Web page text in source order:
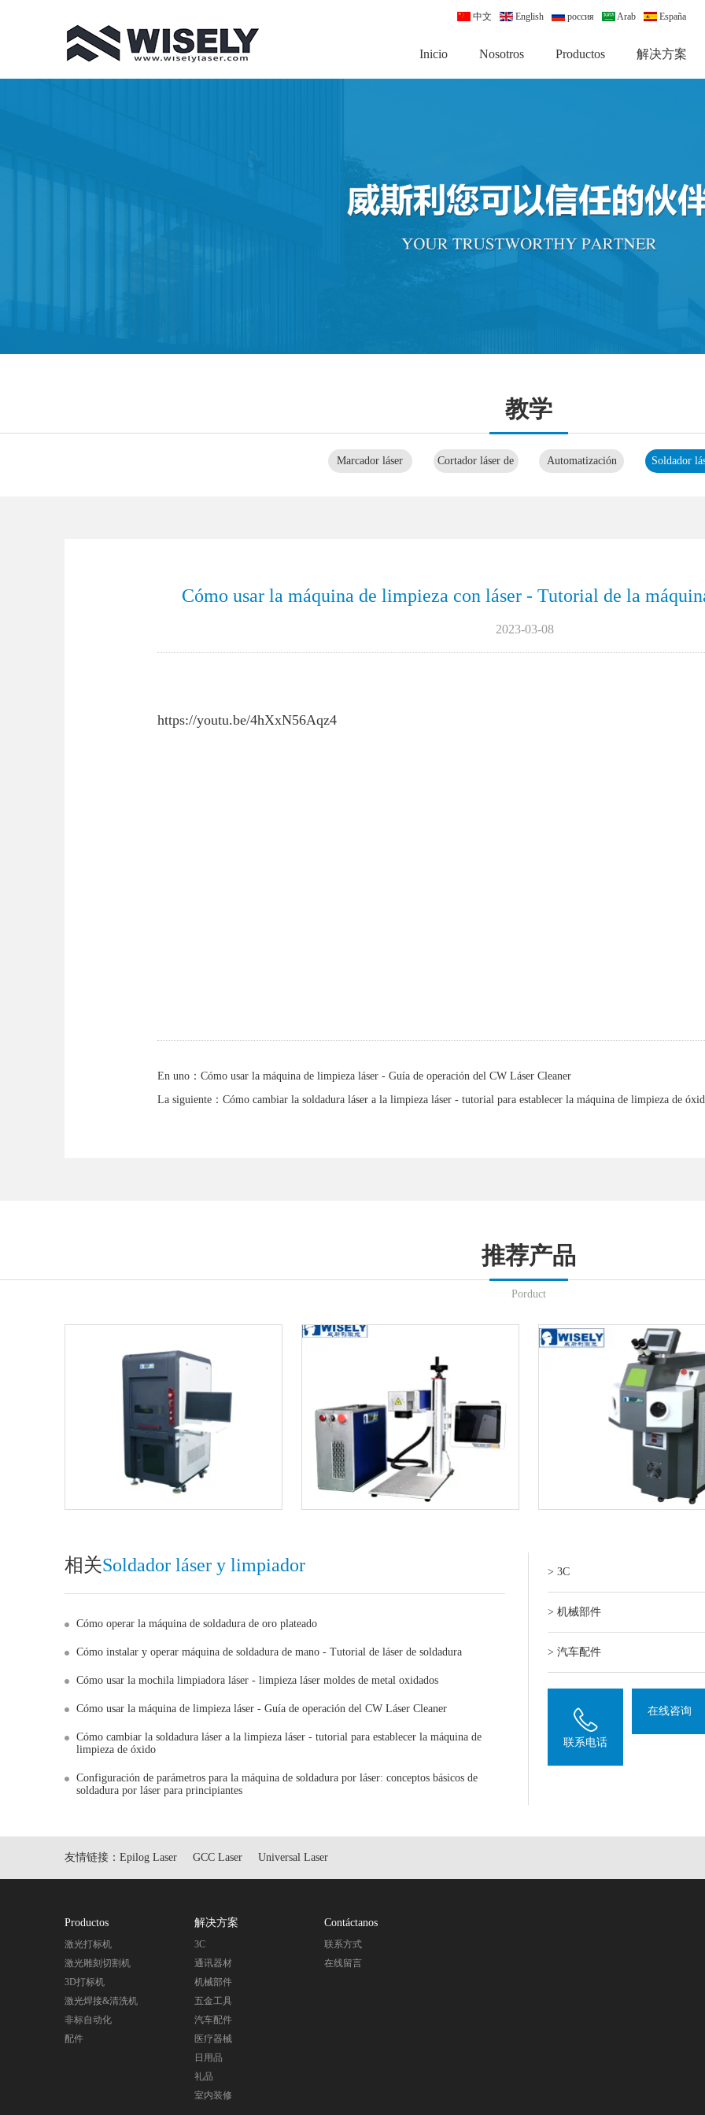
中文 English россия Arab España
Inicio Nosotros Productos 解决方案
教学
Marcador láser
Cortador láser de
Automatización
Soldador
Cómo usar la máquina de limpieza con láser - Tutorial de la
2023-03-08
https://youtu.be/4hXxN56Aqz4
En uno： Cómo usar la máquina de limpieza láser - Guía de operación del CW Láser Cleaner
La siguiente： Cómo cambiar la soldadura láser a la limpieza láser - tutorial para establecer la máquina de limpieza de
推荐产品
Porduct
相关Soldador láser y limpiador
Cómo operar la máquina de soldadura de oro plateado
Cómo instalar y operar máquina de soldadura de mano - Tutorial de láser de soldadura
Cómo usar la mochila limpiadora láser - limpieza láser moldes de metal oxidados
Cómo usar la máquina de limpieza láser - Guía de operación del CW Láser Cleaner
Cómo cambiar la soldadura láser a la limpieza láser - tutorial para establecer la máquina de
limpieza de óxido
Configuración de parámetros para la máquina de soldadura por láser: conceptos básicos de
soldadura por láser para principiantes
> 3C
> 机械部件
> 汽车配件
联系电话
在线咨询
友情链接： Epilog Laser GCC Laser Universal Laser
Productos
激光打标机
激光雕刻切割机
3D打标机
激光焊接&清洗机
非标自动化
配件
解决方案
3C
通讯器材
机械部件
五金工具
汽车配件
医疗器械
日用品
礼品
室内装修
Contáctanos
联系方式
在线留言